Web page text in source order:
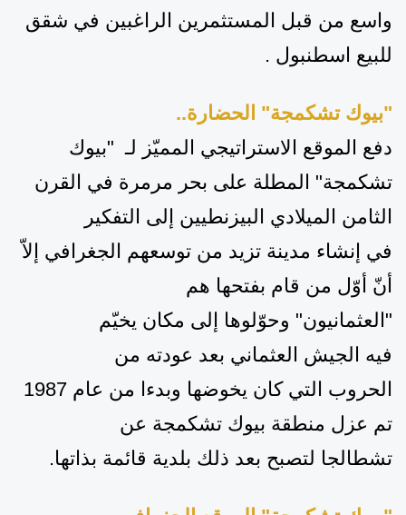
واسع من قبل المستثمرين الراغبين في شقق
للبيع اسطنبول .
"بيوك تشكمجة" الحضارة..
دفع الموقع الاستراتيجي المميّز لـ "بيوك
تشكمجة" المطلة على بحر مرمرة في القرن
الثامن الميلادي البيزنطيين إلى التفكير
في إنشاء مدينة تزيد من توسعهم الجغرافي إلاّ
أنّ أوّل من قام بفتحها هم
"العثمانيون" وحوّلوها إلى مكان يخيّم
فيه الجيش العثماني بعد عودته من
الحروب التي كان يخوضها وبدءا من
عام 1987
تم عزل منطقة بيوك تشكمجة عن
تشطالجا لتصبح بعد ذلك بلدية قائمة بذاتها.